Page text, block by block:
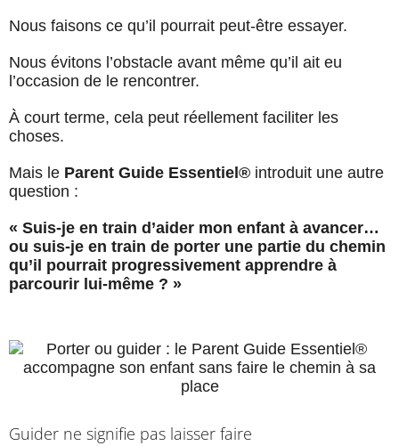
Nous faisons ce qu’il pourrait peut-être essayer.
Nous évitons l’obstacle avant même qu’il ait eu
l’occasion de le rencontrer.
À court terme, cela peut réellement faciliter les
choses.
Mais le Parent Guide Essentiel® introduit une autre
question :
« Suis-je en train d’aider mon enfant à avancer…
ou suis-je en train de porter une partie du chemin
qu’il pourrait progressivement apprendre à
parcourir lui-même ? »
Guider ne signifie pas laisser faire